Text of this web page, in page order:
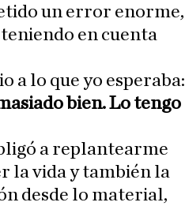
un error enorme,
en cuenta
a lo que yo esperaba:
bien. Lo tengo
a replantearme
la vida y también la
desde lo material,